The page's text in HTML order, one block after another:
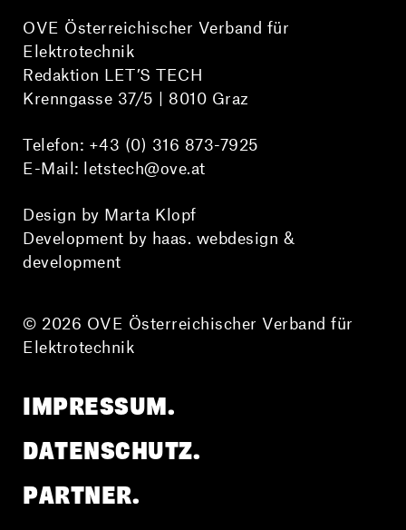
OVE Österreichischer Verband für
Elektrotechnik
Redaktion LET’S TECH
Krenngasse 37/5 | 8010 Graz
Telefon: +43 (0) 316 873-7925
E-Mail: letstech@ove.at
Design by Marta Klopf
Development by haas. webdesign &
development
© 2026 OVE Österreichischer Verband für
Elektrotechnik
IMPRESSUM.
DATENSCHUTZ.
PARTNER.